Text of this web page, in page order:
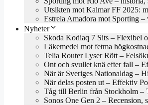
Utsikten mot Kalmar FF 2025:
Estrela Amadora mot Sporting
Nyheter
Skoda Kodiaq 7 Sits – Flexibel
Läkemedel mot fetma
Telia Router Lyser Rött –
Ont och svullet knä efter fall –
När är Sveriges Nationaldag –
När delas posten ut – Effektiv
Tåg till Berlin från Stockholm –
Sonos One Gen 2 – Recension,